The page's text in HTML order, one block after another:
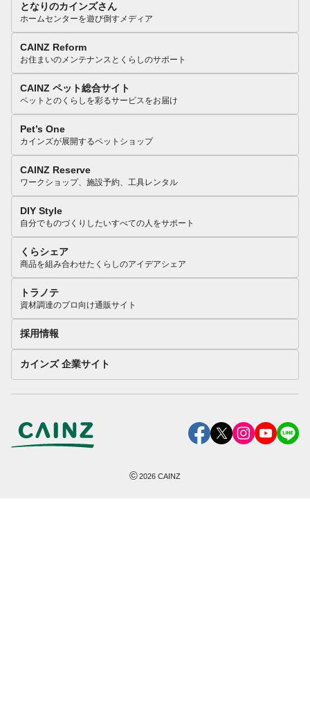
となりのカインズさん
ホームセンターを遊び倒すメディア
CAINZ Reform
お住まいのメンテナンスとくらしのサポート
CAINZ ペット総合サイト
ペットとのくらしを彩るサービスをお届け
Pet’s One
カインズが展開するペットショップ
CAINZ Reserve
ワークショップ、施設予約、工具レンタル
DIY Style
自分でものづくりしたいすべての人をサポート
くらシェア
商品を組み合わせたくらしのアイデアシェア
トラノテ
資材調達のプロ向け通販サイト
採用情報
カインズ 企業サイト
©2026 CAINZ